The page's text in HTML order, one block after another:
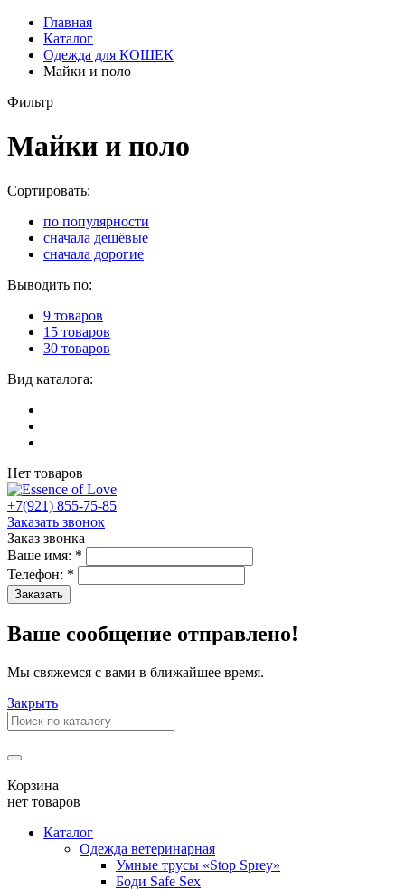
Главная
Каталог
Одежда для КОШЕК
Майки и поло
Фильтр
Майки и поло
Сортировать:
по популярности
сначала дешёвые
сначала дорогие
Выводить по:
9 товаров
15 товаров
30 товаров
Вид каталога:
Нет товаров
+7(921) 855-75-85
Заказать звонок
Заказ звонка
Ваше имя: *
Телефон: *
Заказать
Ваше сообщение отправлено!
Мы свяжемся с вами в ближайшее время.
Закрыть
Корзина
нет товаров
Каталог
Одежда ветеринарная
Умные трусы «Stop Sprey»
Боди Safe Sex